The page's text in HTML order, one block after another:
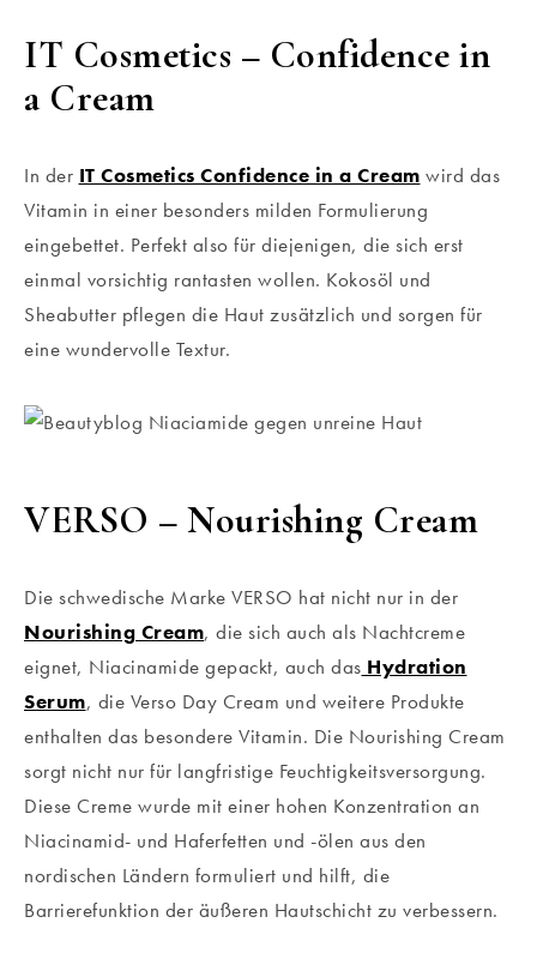
IT Cosmetics – Confidence in
a Cream
In der IT Cosmetics Confidence in a Cream wird das
Vitamin in einer besonders milden Formulierung
eingebettet. Perfekt also für diejenigen, die sich erst
einmal vorsichtig rantasten wollen. Kokosöl und
Sheabutter pflegen die Haut zusätzlich und sorgen für
eine wundervolle Textur.
VERSO – Nourishing Cream
Die schwedische Marke VERSO hat nicht nur in der
Nourishing Cream, die sich auch als Nachtcreme
eignet, Niacinamide gepackt, auch das Hydration
Serum, die Verso Day Cream und weitere Produkte
enthalten das besondere Vitamin. Die Nourishing Cream
sorgt nicht nur für langfristige Feuchtigkeitsversorgung.
Diese Creme wurde mit einer hohen Konzentration an
Niacinamid- und Haferfetten und -ölen aus den
nordischen Ländern formuliert und hilft, die
Barrierefunktion der äußeren Hautschicht zu verbessern.